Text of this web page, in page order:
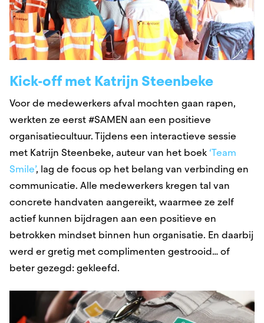
Kick-off met Katrijn Steenbeke
Voor de medewerkers afval mochten gaan rapen,
werkten ze eerst #SAMEN aan een positieve
organisatiecultuur. Tijdens een interactieve sessie
met Katrijn Steenbeke, auteur van het boek‘Team
Smile’, lag de focus op het belang van verbinding en
communicatie. Alle medewerkers kregen tal van
concrete handvaten aangereikt, waarmee ze zelf
actief kunnen bijdragen aan een positieve en
betrokken mindset binnen hun organisatie. En daarbij
werd er gretig met complimenten gestrooid… of
beter gezegd: gekleefd.